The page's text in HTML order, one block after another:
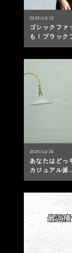
2025/12/12
ゴシックファ
も！ブラック
2025/11/28
あなたはどっ
カジュアル派